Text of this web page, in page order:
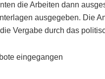
die Arbeiten dann
ausgegeben. Die
Vergabe durch das
eingegangen